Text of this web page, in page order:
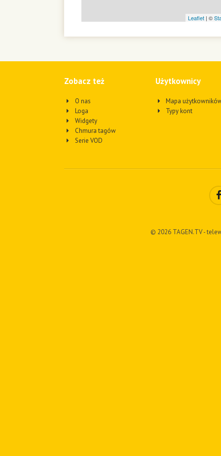
Leaflet | ©
Zobacz też
O nas
Loga
Widgety
Chmura tagów
Serie VOD
Użytkownicy
Mapa
Typy kont
© 2026 TAGEN.TV -